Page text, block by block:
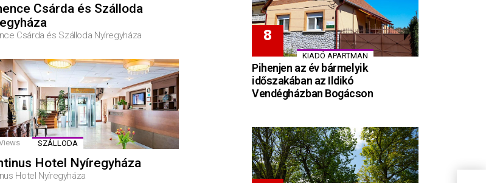
Csárda és Szálloda
Csárda és Szálloda Nyíregyháza
SZÁLLODA
Hotel Nyíregyháza
Hotel Nyíregyháza
KIADÓ APARTMAN
Pihenjen az év bármelyik
időszakában az Ildikó
Vendégházban Bogácson